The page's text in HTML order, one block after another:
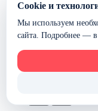
Коляска 3 в 1
Browny)
В наличии
Cookie и
Мы используем
сайта. Подробнее — в